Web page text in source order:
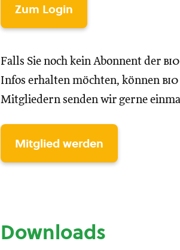
Zum Login
Falls Sie noch kein Abonnent der
Infos erhalten möchten, können
Mitgliedern senden wir gerne
Mitglied werden
Downloads